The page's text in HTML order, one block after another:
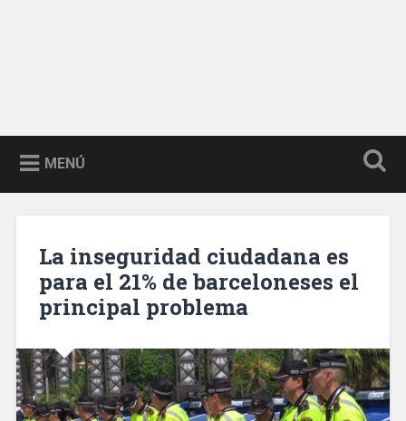
MENÚ
La inseguridad ciudadana es
para el 21% de barceloneses el
principal problema